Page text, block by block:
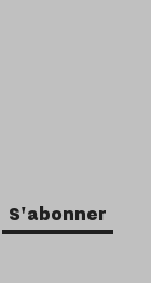
S'abonner